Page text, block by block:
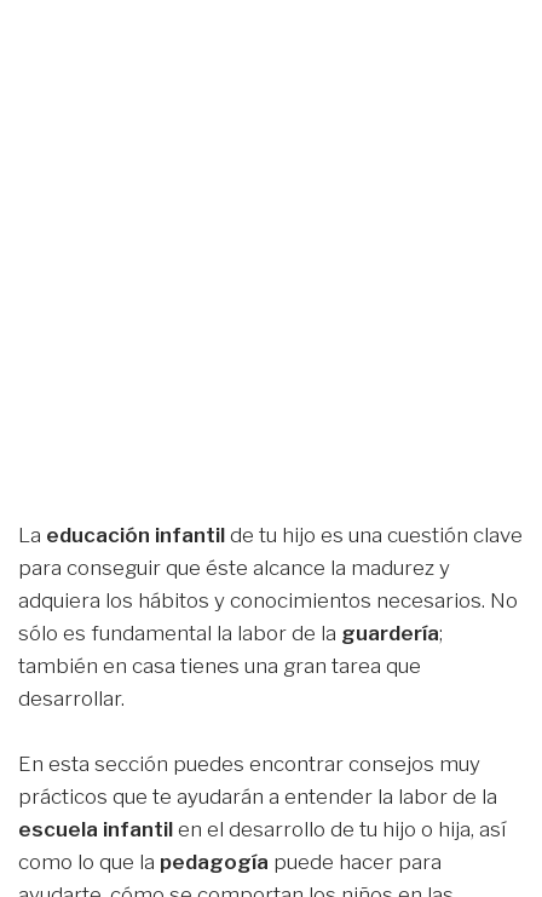
La educación infantil de tu hijo es una cuestión clave
para conseguir que éste alcance la madurez y
adquiera los hábitos y conocimientos necesarios. No
sólo es fundamental la labor de la guardería;
también en casa tienes una gran tarea que
desarrollar.
En esta sección puedes encontrar consejos muy
prácticos que te ayudarán a entender la labor de la
escuela infantil en el desarrollo de tu hijo o hija, así
como lo que la pedagogía puede hacer para